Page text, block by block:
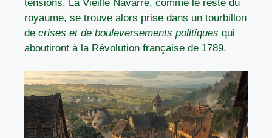
tensions. La Vieille Navarre, comme le reste du
royaume, se trouve alors prise dans un tourbillon
de crises et de bouleversements politiques qui
aboutiront à la Révolution française de 1789.